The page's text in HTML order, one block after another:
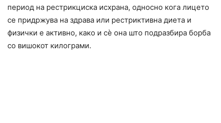
период на рестрикциска исхрана, односно кога лицето
се придржува на здрава или рестриктивна диета и
физички е активно, како и сè она што подразбира борба
со вишокот килограми.